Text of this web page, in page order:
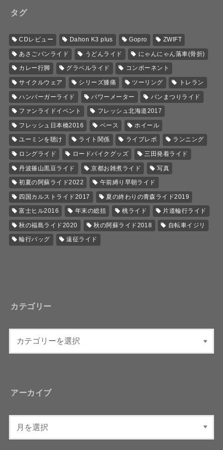
タグ
CDレビュー Dahon K3 plus Gopro ZWIFT
あさごパンライド うどんライド にゃんにゃん落車(骨折)
カレー行脚 グラベルライド コンポーネント
サイクルウェア シリーズ膝痛 ツーリング トレラン
ハンバーガーライド パワーメーター パンまつりライド
ファンライドイベント フレッシュ北海道2017
フレッシュ日本橋2016 ベース ホイール
ユーミンを聴け ライト関係 ライブレポ ランニング
ロングライド ロードバイクグッズ 三田発着ライド
丹波篠山黒豆ライド 京都お雑煮ライド 写真
初夏の阿蘇ライド2022 午前縛り早朝ライド
四国カルストライド2017 夏の終わりの青森ライド2019
富士ヒル2016 年末の総括 桃ライド 片道輪行ライド
秋の福島ライド2020 秋の阿蘇ライド2018 自転車イジリ
輪行バッグ 遠征ライド
カテゴリー
アーカイブ